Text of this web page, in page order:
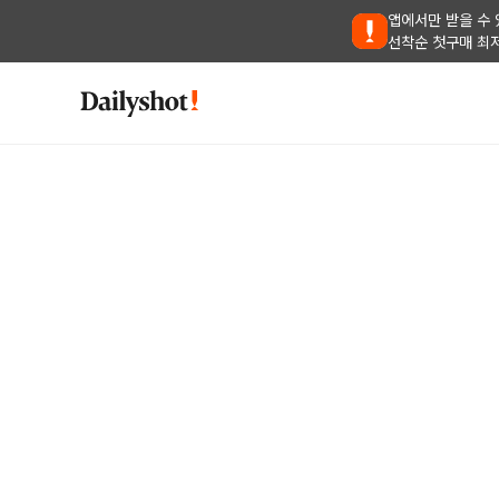
앱에서만 받을 수
선착순 첫구매 최